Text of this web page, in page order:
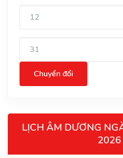
Chuyển đổi
LỊCH ÂM DƯƠNG
2026